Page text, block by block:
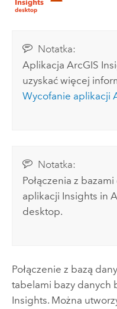
Notatka:
AplikacjaArcGIS
uzyskać więcej
Wycofanie aplikacji
Notatka:
Połączenia z
aplikacji Insights in
desktop.
Połączenie z bazą
tabelami bazy danych
Insights. Można